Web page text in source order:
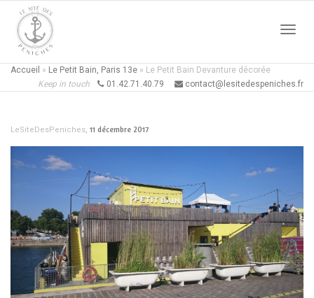
Accueil » Le Petit Bain, Paris 13e » Le Petit Bain Devanture décorée
Keep in touch
01.42.71.40.79 contact@lesitedespeniches.fr
LeSiteDesPeniches, 11 décembre 2017